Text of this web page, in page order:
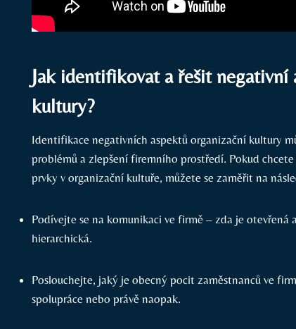
Jak identifikovat a řešit negativní
kultury?
Identifikace negativních aspektů organizační kultury
problémů a zlepšení firemního prostředí. Pokud
prvky v organizační kultuře, můžete se zaměřit na
Podívejte se na komunikaci ve firmě – zda je otevřená
hierarchická.
Poslouchejte, jaký je obecný pocit zaměstnanců ve
spolupráce nebo právě naopak.